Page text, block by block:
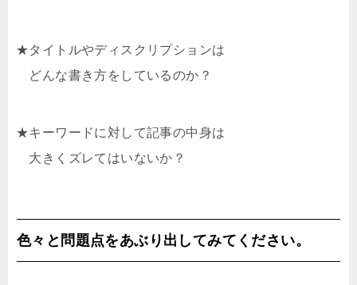
★タイトルやディスクリプションは
どんな書き方をしているのか？
★キーワードに対して記事の中身は
大きくズレてはいないか？
色々と問題点をあぶり出してみてください。